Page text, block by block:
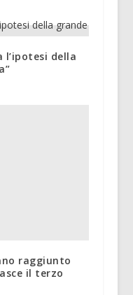
l’ipotesi della
raggiunto
il terzo